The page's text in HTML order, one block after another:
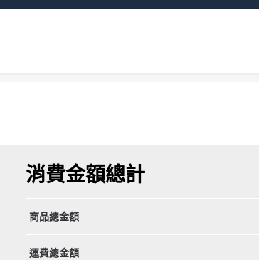
消費金額總計
商品總金額
運費總金額